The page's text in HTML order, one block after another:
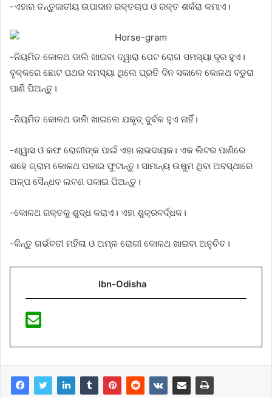
-ଏହାର ତନ୍ତୁଜାତୀୟ ଉପାଦାନ ରକ୍ତଚାପ ଓ ରକ୍ତ ଶର୍କରା କମାଏ।
-ନିୟମିତ କୋଳଥ ଡାଲି ଖାଇବା ଦ୍ୱାରା ପେଟ ରୋଗ ସମସ୍ୟା ଦୂର ହୁଏ।
ବୃକ୍କରେ ଛୋଟ ପଥର ସମସ୍ୟା ଥିଲେ ପ୍ରତି ଦିନ ସକାଳେ କୋଳଥ ବତୁରା
ପାଣି ପିଅନ୍ତୁ।
-ନିୟମିତ କୋଳଥ ଡାଲି ଖାଇଲେ ଯକୃତ୍ ଦୁର୍ବଳ ହୁଏ ନାହିଁ।
-ଶ୍ୱାସ ଓ କଫ ରୋଗୀଙ୍କ ପାଇଁ ଏହା ଲାଭଦାୟକ। ଏକ ଲିଟର ପାଣିରେ
ଶହେ ଗ୍ରାମ କୋଳଥ ପକାଇ ଫୁଟାନ୍ତୁ। ସାମାନ୍ୟ ଉଷୁମ ଥିବା ଅବସ୍ଥାରେ
ଅଳ୍ପ ସୈନ୍ଧବ ଲବଣ ପକାଇ ପିଅନ୍ତୁ।
-କୋଳଥ ରକ୍ତକୁ ଶୁଦ୍ଧ କରାଏ। ଏହା ଶୁକ୍ରବର୍ଦ୍ଧକ।
-କିନ୍ତୁ ଗର୍ଭବତୀ ମହିଳା ଓ ଅମ୍ଳ ରୋଗୀ କୋଳଥ ଖାଇବା ଅନୁଚିତ।
Ibn-Odisha